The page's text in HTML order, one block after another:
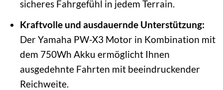
sicheres Fahrgefühl in jedem Terrain.
Kraftvolle und ausdauernde Unterstützung:
Der Yamaha PW-X3 Motor in Kombination mit
dem 750Wh Akku ermöglicht Ihnen
ausgedehnte Fahrten mit beeindruckender
Reichweite.